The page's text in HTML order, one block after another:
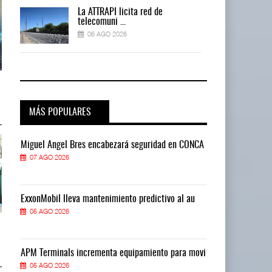
AMANAC, treinta y nueve años
05 AGO 2026
05 AGO 2026
AMANAC, treinta y nueve años
05 AGO 2026
La ATTRAPI licita red de
telecomuni ...
06 AGO 2026
MÁS POPULARES
Miguel Ángel Bres encabezará seguridad en CONCA
07 AGO 2026
ExxonMobil lleva mantenimiento predictivo al au
05 AGO 2026
APM Terminals incrementa equipamiento para movi
05 AGO 2026